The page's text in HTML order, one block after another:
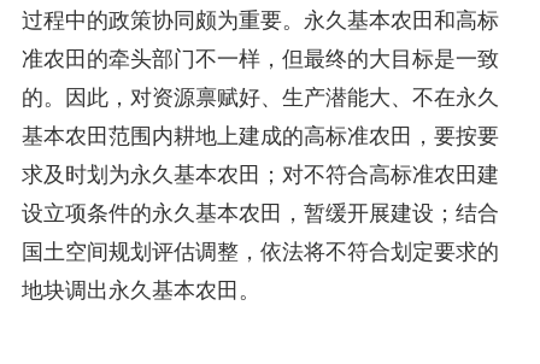
过程中的政策协同颇为重要。永久基本农田和高标
准农田的牵头部门不一样，但最终的大目标是一致
的。因此，对资源禀赋好、生产潜能大、不在永久
基本农田范围内耕地上建成的高标准农田，要按要
求及时划为永久基本农田；对不符合高标准农田建
设立项条件的永久基本农田，暂缓开展建设；结合
国土空间规划评估调整，依法将不符合划定要求的
地块调出永久基本农田。